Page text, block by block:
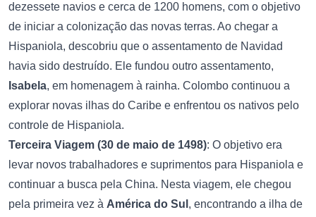
dezessete navios e cerca de 1200 homens, com o objetivo
de iniciar a colonização das novas terras. Ao chegar a
Hispaniola, descobriu que o assentamento de Navidad
havia sido destruído. Ele fundou outro assentamento,
Isabela, em homenagem à rainha. Colombo continuou a
explorar novas ilhas do Caribe e enfrentou os nativos pelo
controle de Hispaniola.
Terceira Viagem (30 de maio de 1498): O objetivo era
levar novos trabalhadores e suprimentos para Hispaniola e
continuar a busca pela China. Nesta viagem, ele chegou
pela primeira vez à América do Sul , encontrando a ilha de